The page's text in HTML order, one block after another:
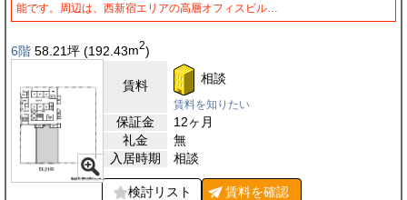
能です。周辺は、西新宿エリアの高層オフィスビル…
6階 58.21坪 (192.43m2)
賃料 相談
賃料を知りたい
保証金
12ヶ月
礼金
無
入居時期
相談
検討リスト 賃料を確認